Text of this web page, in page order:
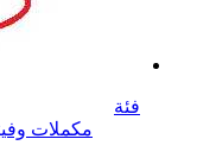
فئة
مكملات